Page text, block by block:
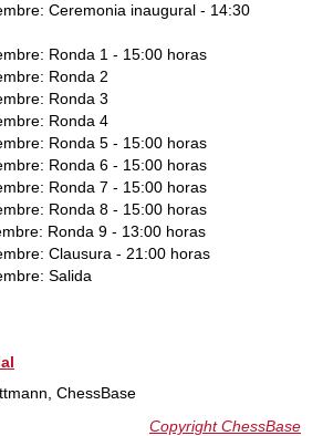
Ceremonia inaugural - 14:30
Ronda 1 - 15:00 horas
Ronda 2
Ronda 3
Ronda 4
Ronda 5 - 15:00 horas
Ronda 6 - 15:00 horas
Ronda 7 - 15:00 horas
Ronda 8 - 15:00 horas
Ronda 9 - 13:00 horas
Clausura - 21:00 horas
Salida
ChessBase
Copyright ChessBase